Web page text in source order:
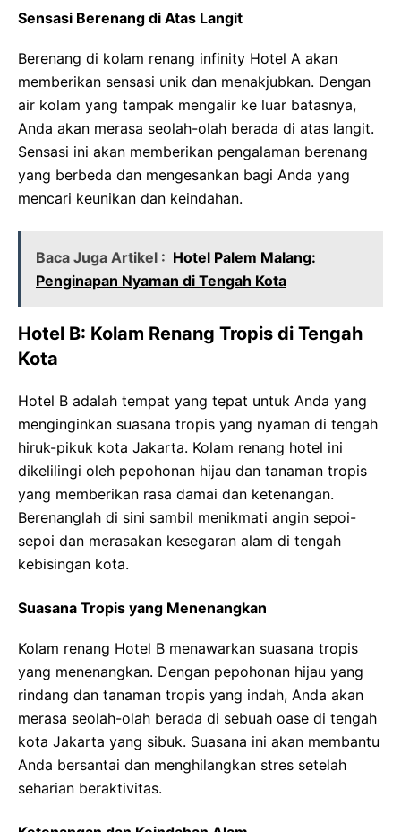
Sensasi Berenang di Atas Langit
Berenang di kolam renang infinity Hotel A akan
memberikan sensasi unik dan menakjubkan. Dengan
air kolam yang tampak mengalir ke luar batasnya,
Anda akan merasa seolah-olah berada di atas langit.
Sensasi ini akan memberikan pengalaman berenang
yang berbeda dan mengesankan bagi Anda yang
mencari keunikan dan keindahan.
Baca Juga Artikel : Hotel Palem Malang:
Penginapan Nyaman di Tengah Kota
Hotel B: Kolam Renang Tropis di Tengah
Kota
Hotel B adalah tempat yang tepat untuk Anda yang
menginginkan suasana tropis yang nyaman di tengah
hiruk-pikuk kota Jakarta. Kolam renang hotel ini
dikelilingi oleh pepohonan hijau dan tanaman tropis
yang memberikan rasa damai dan ketenangan.
Berenanglah di sini sambil menikmati angin sepoi-
sepoi dan merasakan kesegaran alam di tengah
kebisingan kota.
Suasana Tropis yang Menenangkan
Kolam renang Hotel B menawarkan suasana tropis
yang menenangkan. Dengan pepohonan hijau yang
rindang dan tanaman tropis yang indah, Anda akan
merasa seolah-olah berada di sebuah oase di tengah
kota Jakarta yang sibuk. Suasana ini akan membantu
Anda bersantai dan menghilangkan stres setelah
seharian beraktivitas.